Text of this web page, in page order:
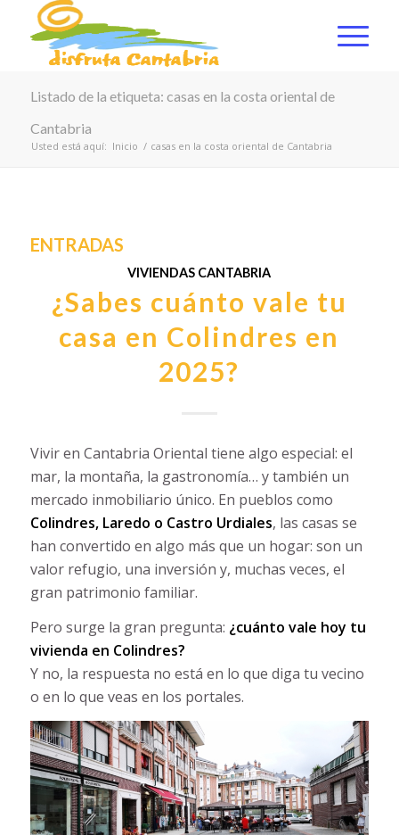
Listado de la etiqueta: casas en la costa oriental de
Cantabria
Usted está aquí: Inicio / casas en la costa oriental de Cantabria
ENTRADAS
VIVIENDAS CANTABRIA
¿Sabes cuánto vale tu
casa en Colindres en
2025?
Vivir en Cantabria Oriental tiene algo especial: el
mar, la montaña, la gastronomía… y también un
mercado inmobiliario único. En pueblos como
Colindres, Laredo o Castro Urdiales, las casas se
han convertido en algo más que un hogar: son un
valor refugio, una inversión y, muchas veces, el
gran patrimonio familiar.
Pero surge la gran pregunta: ¿cuánto vale hoy tu
vivienda en Colindres?
Y no, la respuesta no está en lo que diga tu vecino
o en lo que veas en los portales.